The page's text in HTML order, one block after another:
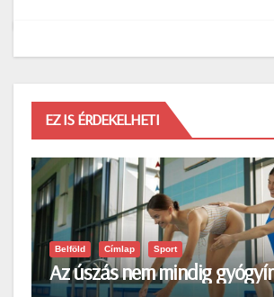
EZ IS ÉRDEKELHETI
Belföld Címlap Sport
Az úszás nem mindig gyógyír